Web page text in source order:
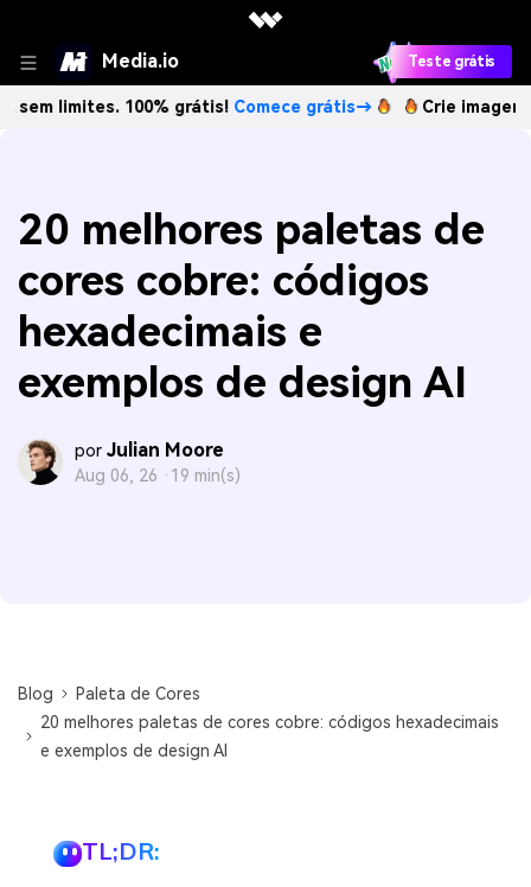
Media.io Teste grátis
100% grátis!Comece grátis→ Crie imagens com IA
20 melhores paletas de
cores cobre: códigos
hexadecimais e
exemplos de design AI
por Julian Moore
Aug 06, 26 · 19 min(s)
Blog
Paleta de Cores
20 melhores paletas de cores cobre: códigos hexadecimais
e exemplos de design AI
TL;DR: